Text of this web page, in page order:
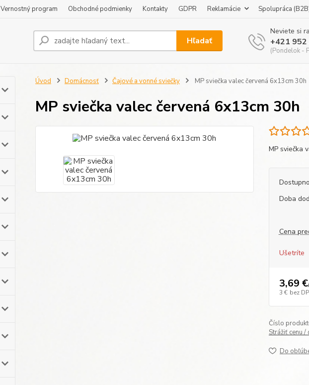
Vernostný program Obchodné podmienky Kontakty GDPR Reklamácie Spolupráca
Hľadať
Neviete si
+421
(Pondelok -
Úvod Domácnosť Čajové a vonné sviečky MP sviečka valec červená 6x13cm 30h
MP sviečka valec červená 6x13cm 30h
MP sviečka
Doba
Cena
Ušetríte
3,69 €
3 € bez
Číslo
Strážiť cenu
Do